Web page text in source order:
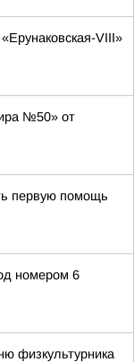
VIII»
№50» от
первую помощь
номером 6
физкультурника